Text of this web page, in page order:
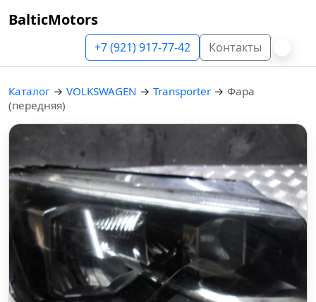
BalticMotors
+7 (921) 917-77-42 Контакты
Каталог → VOLKSWAGEN → Transporter → Фара
(передняя)